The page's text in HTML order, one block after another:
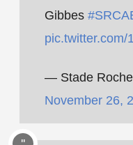
Gibbes
pic.twitter.com/
— Stade
November 26,